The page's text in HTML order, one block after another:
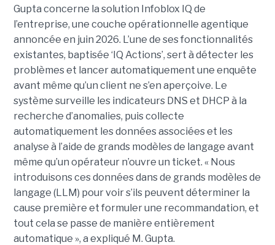
Gupta concerne la solution Infoblox IQ de
l’entreprise, une couche opérationnelle agentique
annoncée en juin 2026. L’une de ses fonctionnalités
existantes, baptisée ‘IQ Actions’, sert à détecter les
problèmes et lancer automatiquement une enquête
avant même qu’un client ne s’en aperçoive. Le
système surveille les indicateurs DNS et DHCP à la
recherche d’anomalies, puis collecte
automatiquement les données associées et les
analyse à l’aide de grands modèles de langage avant
même qu’un opérateur n’ouvre un ticket. « Nous
introduisons ces données dans de grands modèles de
langage (LLM) pour voir s’ils peuvent déterminer la
cause première et formuler une recommandation, et
tout cela se passe de manière entièrement
automatique », a expliqué M. Gupta.